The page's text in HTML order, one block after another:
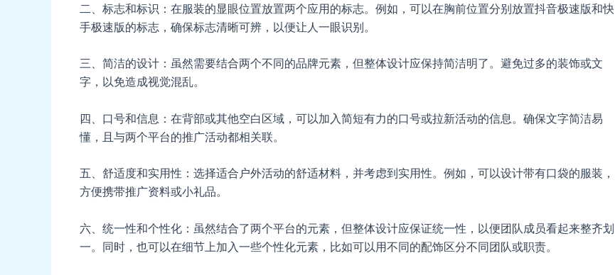
二、标志和标识：在服装的显眼位置放置两个应用的标志。例如，可以在胸前位置分别放置抖音极速版和快
手极速版的标志，确保标志清晰可辨，以便让人一眼识别。
三、简洁的设计：虽然需要结合两个不同的品牌元素，但整体设计应保持简洁明了。避免过多的装饰或文
字，以免造成视觉混乱。
四、口号和信息：在背部或其他空白区域，可以加入简短有力的口号或拉新活动的信息。确保文字简洁易
懂，且与两个平台的推广活动都相关联。
五、舒适度和实用性：选择适合户外活动的舒适材料，并考虑到实用性。例如，可以设计带有口袋的服装，
方便携带推广资料或小礼品。
六、统一性和个性化：虽然结合了两个平台的元素，但整体设计应保证统一性，以便团队成员看起来整齐划
一。同时，也可以在细节上加入一些个性化元素，比如可以用不同的配饰区分不同团队或职责。